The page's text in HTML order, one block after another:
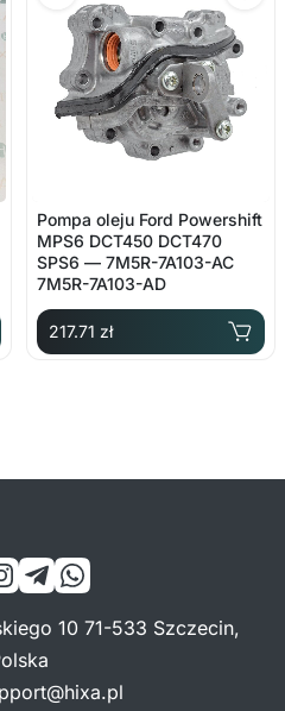
Pompa oleju Ford Powershift
MPS6 DCT450 DCT470
SPS6 — 7M5R-7A103-AC
7M5R-7A103-AD
217.71 zł
10 71-533 Szczecin,